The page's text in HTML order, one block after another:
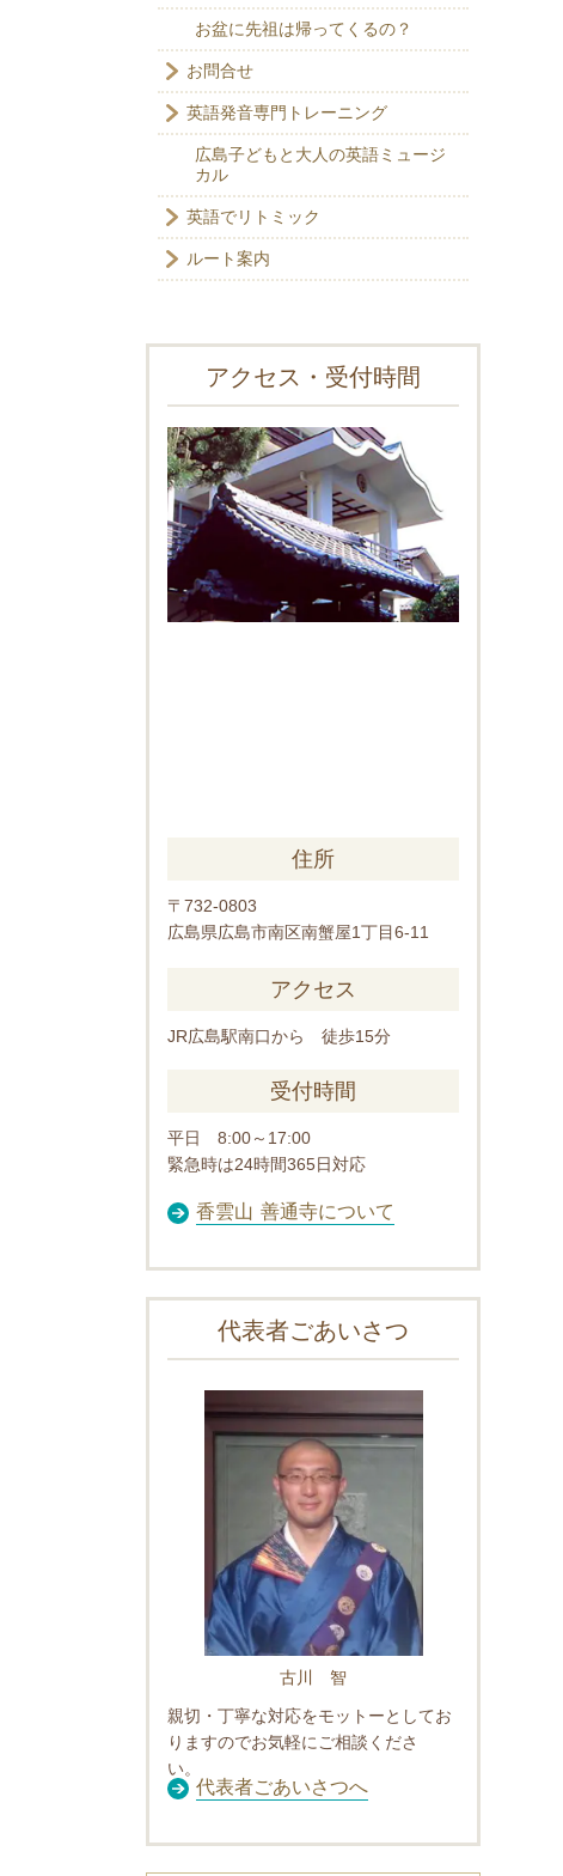
お盆に先祖は帰ってくるの？
お問合せ
英語発音専門トレーニング
広島子どもと大人の英語ミュージ
カル
英語でリトミック
ルート案内
アクセス・受付時間
住所
〒732-0803
広島県広島市南区南蟹屋1丁目6-11
アクセス
JR広島駅南口から 徒歩15分
受付時間
平日 8:00～17:00
緊急時は24時間365日対応
香雲山 善通寺について
代表者ごあいさつ
古川 智
親切・丁寧な対応をモットーとしてお
りますのでお気軽にご相談くださ
い。
代表者ごあいさつへ